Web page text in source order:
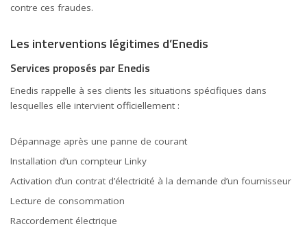
contre ces fraudes.
Les interventions légitimes d’Enedis
Services proposés par Enedis
Enedis rappelle à ses clients les situations spécifiques dans
lesquelles elle intervient officiellement :
Dépannage après une panne de courant
Installation d’un compteur Linky
Activation d’un contrat d’électricité à la demande d’un fournisseur
Lecture de consommation
Raccordement électrique